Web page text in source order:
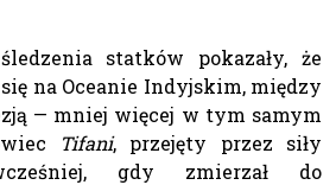
statków pokazały, że
na Oceanie Indyjskim, między
— mniej więcej w tym samym
Tifani, przejęty przez siły
gdy zmierzał do